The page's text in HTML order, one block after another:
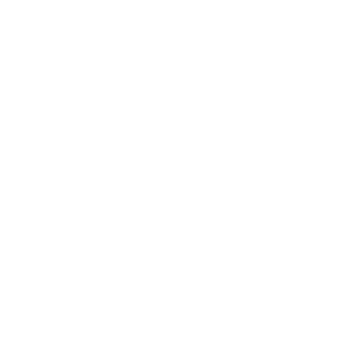
подниматься вода. Для различных задач
об особенностях и преимуществах